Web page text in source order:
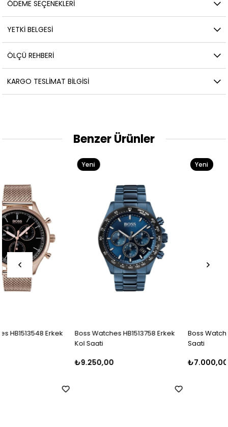
ÖDEME SEÇENEKLERI
YETKİ BELGESİ
ÖLÇÜ REHBERI
KARGO TESLIMAT BILGISI
Benzer Ürünler
Boss Watches HB1513758 Erkek
Boss Watches HB1513811 Erkek